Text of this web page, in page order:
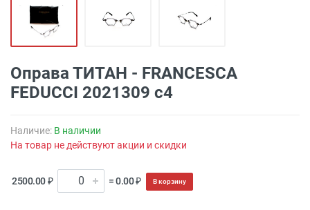
Оправа ТИТАН - FRANCESCA
FEDUCCI 2021309 с4
Наличие: В наличии
На товар не действуют акции и скидки
2500.00 ₽ = 0.00 ₽ В корзину